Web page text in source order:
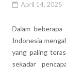
April 14, 2025
Dalam
Indonesia
yang paling
sekadar